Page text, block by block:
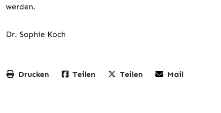
werden.
Dr. Sophie Koch
Drucken Teilen Teilen Mail